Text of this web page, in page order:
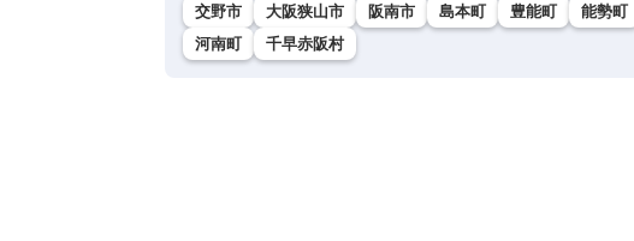
交野市
大阪狭山市 阪南市 島本町 豊能町 能勢町
河南町
千早赤阪村